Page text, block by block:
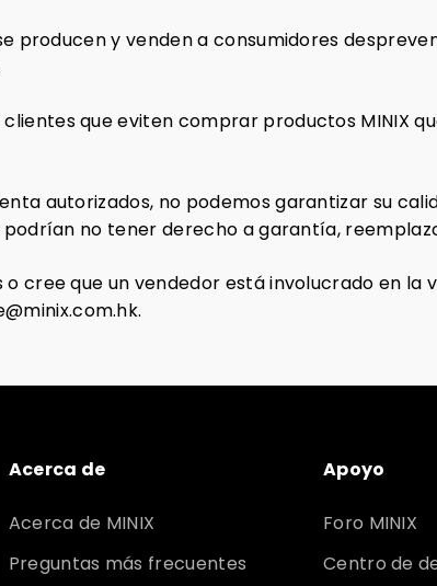
producen y venden a consumidores
que eviten comprar productos MINIX
autorizados, no podemos garantizar su
no tener derecho a garantía,
cree que un vendedor está involucrado en
Acerca de
Acerca de MINIX
Preguntas más frecuentes
Apoyo
Foro MINIX
Centro de